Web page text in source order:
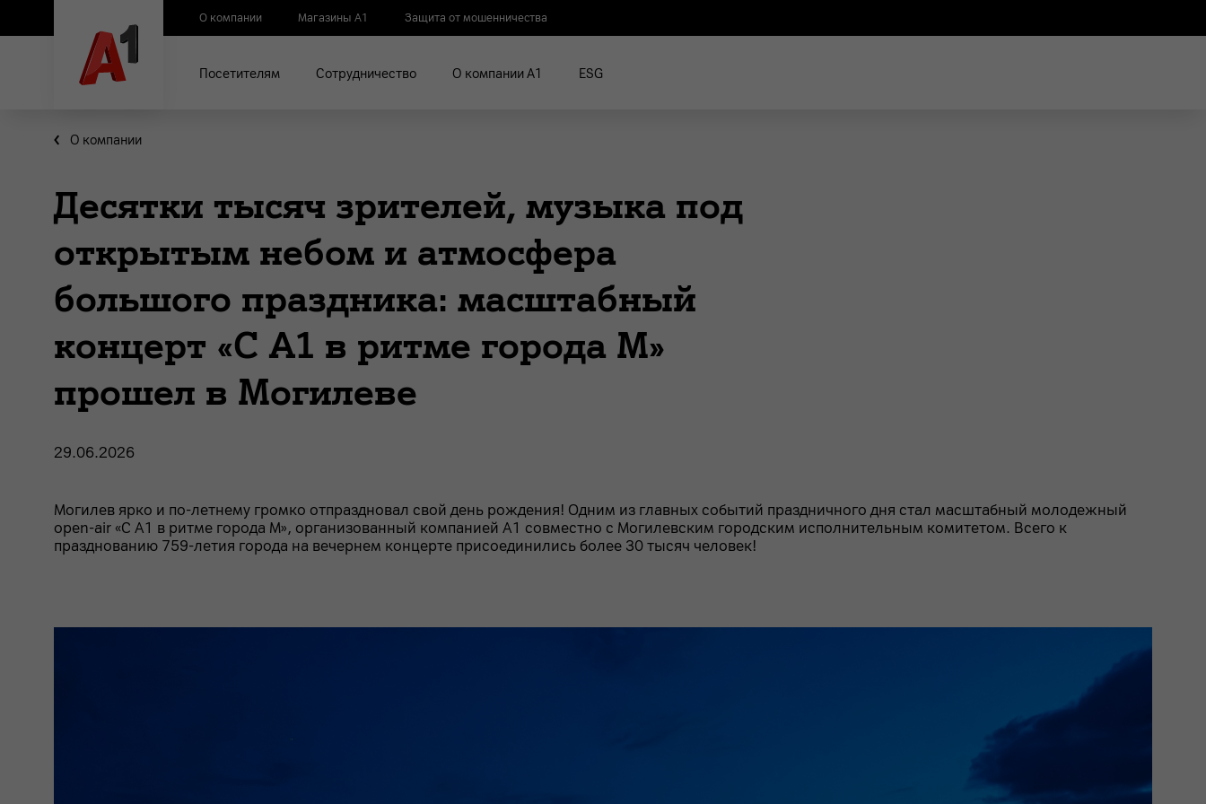
О компании Магазины А1 Защита от мошенничества
Посетителям Сотрудничество О компании А1 ESG
О компании
Десятки тысяч зрителей, музыка под
открытым небом и атмосфера
большого праздника: масштабный
концерт «С А1 в ритме города М»
прошел в Могилеве
29.06.2026
Могилев ярко и по-летнему громко отпраздновал свой день рождения! Одним из главных событий праздничного дня стал масштабный молодежный
open-air «С А1 в ритме города М», организованный компанией А1 совместно с Могилевским городским исполнительным комитетом. Всего к
празднованию 759-летия города на вечернем концерте присоединились более 30 тысяч человек!